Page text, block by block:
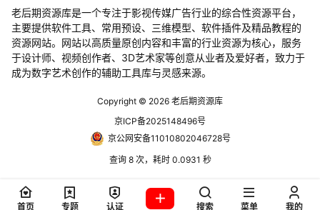
老后期资源库是一个专注于影视传媒广告行业的综合性资源平台，
主要提供软件工具、常用预设、三维模型、软件插件及精品教程的
资源网站。网站以高质量原创内容和丰富的行业资源为核心，服务
于设计师、视频创作者、3D艺术家等创意从业者及爱好者，致力于
成为数字艺术创作的辅助工具库与灵感来源。
Copyright © 2026 老后期资源库
京ICP备2025148496号
京公网安备11010802046728号
查询 8 次，耗时 0.0931 秒
首页 专题 认证 搜索 菜单 我的